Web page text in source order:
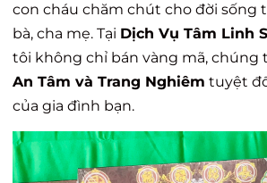
con cháu chăm chút cho đời sống
bà, cha mẹ. Tại Dịch Vụ Tâm Linh
tôi không chỉ bán vàng mã, chúng
An Tâm và Trang Nghiêm tuyệt
của gia đình bạn.